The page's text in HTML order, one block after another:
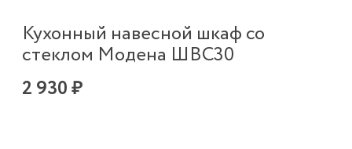
Кухонный навесной шкаф со
стеклом Модена ШВС30
2 930 ₽